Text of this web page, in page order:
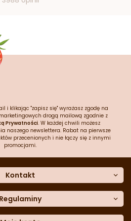
i klikając "zapisz się" wyrażasz zgodę na
drogą mailową zgodnie z
Prywatności. W każdej chwili możesz
naszego newslettera. Rabat na pierwsze
przecenionych i nie łączy się z innymi
promocjami.
Kontakt
kontaktowe
zadawane pytania
Regulaminy